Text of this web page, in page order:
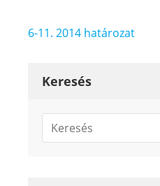
Bejegyzés
6-11. 2014 határozat
Keresés